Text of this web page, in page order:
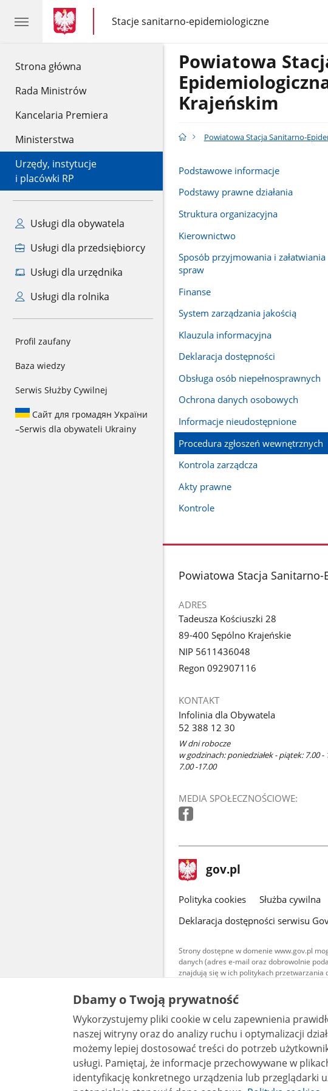
Strona główna
Rada Ministrów
Kancelaria Premiera
Ministerstwa
Urzędy, instytucje
i placówki RP
Usługi dla obywatela
Usługi dla przedsiębiorcy
Usługi dla urzędnika
Usługi dla rolnika
Profil zaufany
Baza wiedzy
Serwis Służby Cywilnej
Сайт для громадян України
–Serwis dla obywateli Ukrainy
gov.pl
gov.pl
Stacje sanitarno-epidemiologiczne
gov.pl
Stacje
sanitarno-
epidemiologiczne
Powiatowa
Krajeńskim
Powiatowa Stacja Sanitarno-
Podstawowe informacje
Podstawy prawne działania
Struktura organizacyjna
Kierownictwo
Sposób przyjmowania i załatwiania
spraw
Finanse
System zarządzania jakością
Klauzula informacyjna
Deklaracja dostępności
Obsługa osób niepełnosprawnych
Ochrona danych osobowych
Informacje nieudostępnione
Procedura zgłoszeń wewnętrznych
Kontrola zarządcza
Akty prawne
Kontrole
stopka
Powiatowa Stacja
ADRES
Tadeusza Kościuszki 28
89-400 Sępólno Krajeńskie
NIP 5611436048
Regon 092907116
KONTAKT
Infolinia dla Obywatela
52 388 12 30
W dni robocze
w godzinach: poniedziałek - piątek: 7.00 -
7.00 -17.00
MEDIA SPOŁECZNOŚCIOWE:
stopka
gov.pl Strona
gov.pl
gov.pl
Polityka cookies Służba cywilna
Deklaracja dostępności serwisu
Strony dostępne w domenie www.gov.pl
danych (adres e-mail oraz dobrowolnie
znajdują się w ich politykach przetwarzania
Treści tekstowe publikowane
udostępniane na licencji typu
warunkach 4.0 (CC BY-SA
są udostępniane na licencji
bez utworów zależnych 4.0
Dbamy o Twoją prywatność
Wykorzystujemy pliki cookie w celu zapewnienia
naszej witryny oraz do analizy ruchu i optymalizacji działania
możemy lepiej dostosować treści do potrzeb
usługi. Pamiętaj, że informacje przechowywane w plikach cookie mogą pozwalać na
identyfikację konkretnego urządzenia lub przeglądarki